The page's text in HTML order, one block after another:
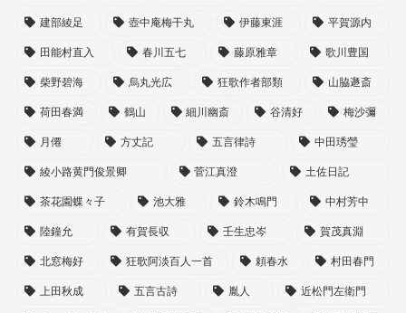
建部綾足 壺中庵梅干丸 伊藤東涯 平賀源内
田能村直入 春川五七 藤原雅章 歌川豊国
柴野碧海 烏丸光広 狂歌作者部類 山脇遯斎
荷田春満 鶴山 細川幽斎 谷清好 梅沙彌
月僊 方丈記 五言律詩 中田琇瑩
綾小路黄門俊景卿 菅江真澄 土佐日記
茶花園蝶々子 池大雅 鈴木鳴門 中村芳中
陸鐘允 有賀長収 壬生忠岑 賀茂真淵
北窓梅好 狂歌阿淡百人一首 頼春水 村田春門
上田秋成 五言古詩 胤人 近松門左衛門